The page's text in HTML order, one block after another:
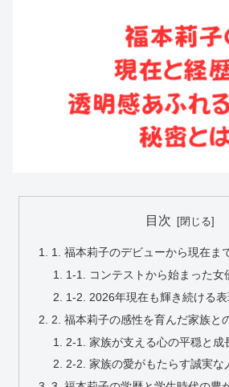
目次
1. 福本莉子のデビューから現在ま
1-1. コンテストから始まった女
1-2. 2026年現在も輝き続ける
2. 福本莉子の感性を育んだ家族と
2-1. 家族が支える心の平穏と成
2-2. 家族の愛がもたらす誠実な